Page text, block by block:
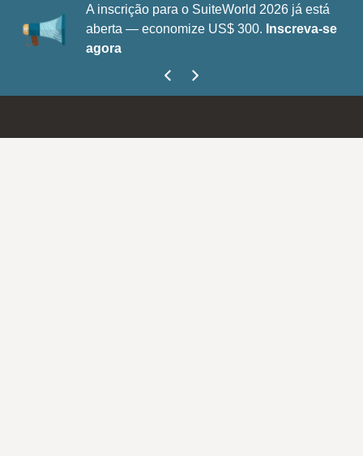
A inscrição para o SuiteWorld 2026 já está
aberta — economize US$ 300. Inscreva-se
agora